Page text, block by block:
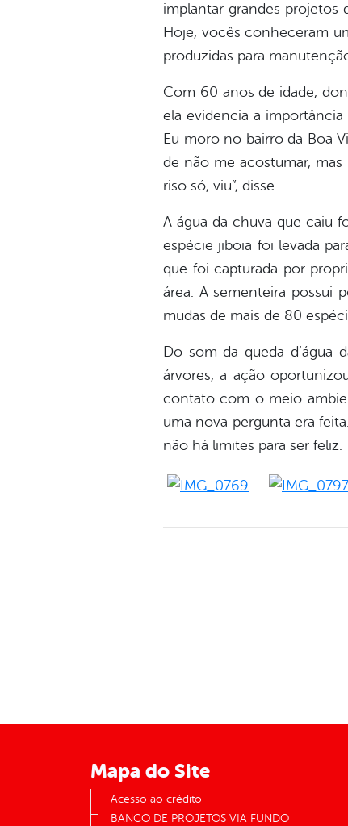
implantar grandes projetos
Hoje, vocês conheceram
produzidas para
Com 60 anos de idade,
ela evidencia a
Eu moro no bairro da Boa
de não me acostumar,
riso só, viu”, disse.
A água da chuva que caiu
espécie jiboia foi levada
que foi capturada por
área. A sementeira possui
mudas de mais de 80
Do som da queda d’água
árvores, a ação
contato com o meio
uma nova pergunta era
não há limites para ser feliz.
Mapa do Site
Acesso ao crédito
BANCO DE PROJETOS VIA FUNDO